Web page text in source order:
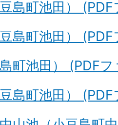
島町池田）
島町池田）
町池田） (PDF
島町池田）